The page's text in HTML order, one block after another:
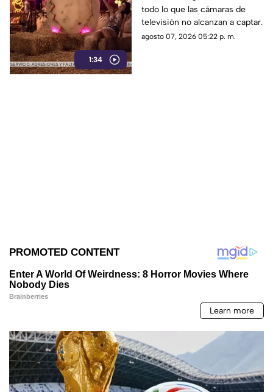
1:34
La Granja VIP
todo lo que las cámaras de
televisión no alcanzan a captar.
agosto 07, 2026 05:22 p. m.